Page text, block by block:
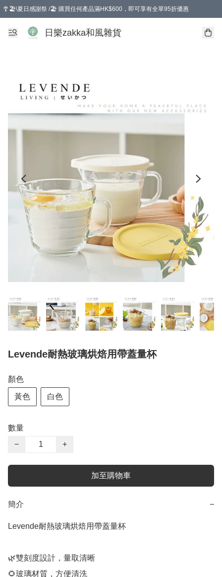
🎐🏖️\夏日感謝祭 /🏖️ 購買任何產品滿HK$600，即可享有全單95折優惠
選擇GoGoX住宅/工商地址配送，單一訂單消費購物滿HK$680(折扣後），可享有
日樂zakka和風雜貨
Levende耐熱玻璃烘焙用帶蓋量杯
顏色
黃色 白色
數量
−
+
加至購物車
簡介 −
Levende耐熱玻璃烘焙用帶蓋量杯
🌿雙刻度設計，量取清晰
🌻玻璃材質，方便清洗